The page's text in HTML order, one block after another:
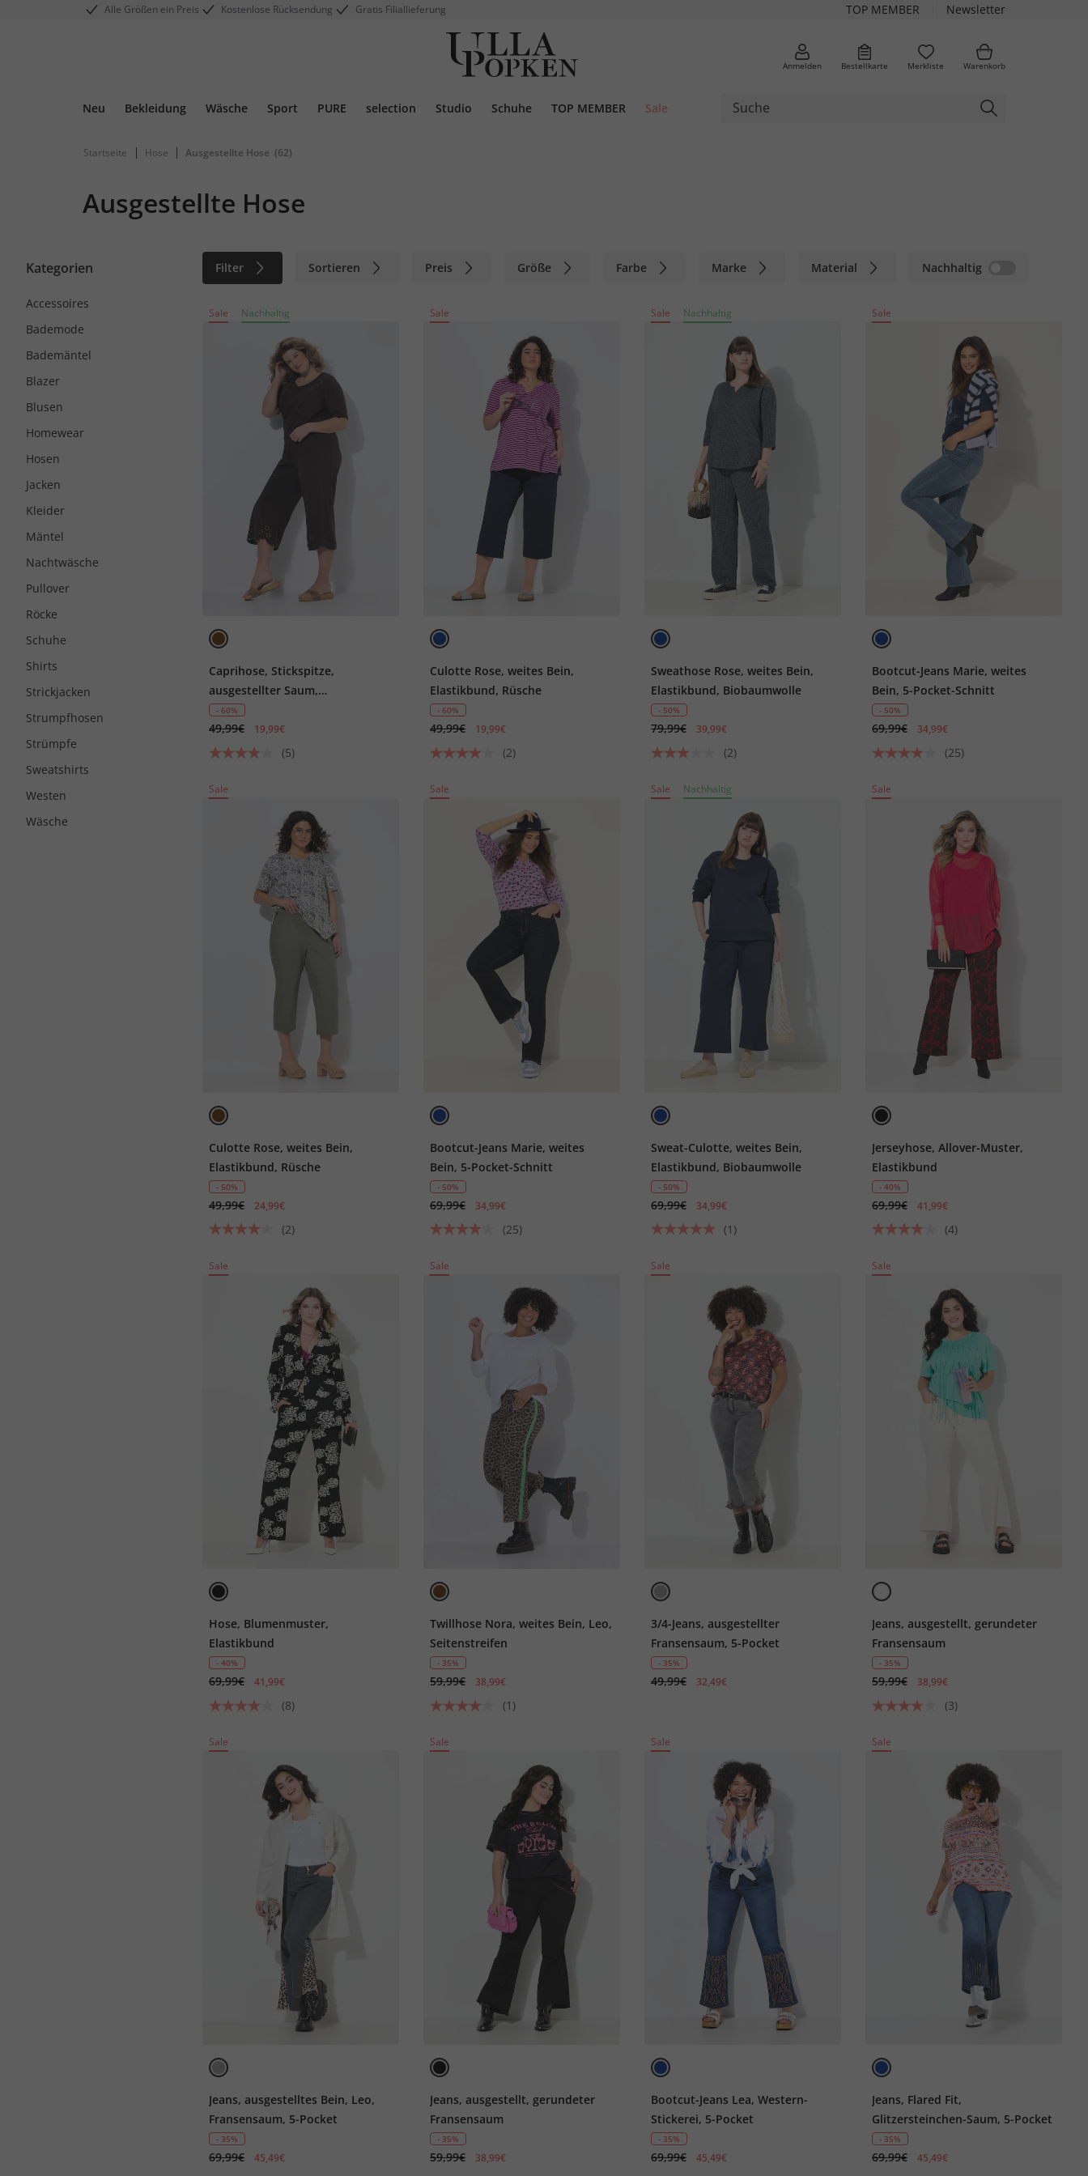
Alle Größen ein Preis Kostenlose Rücksendung Gratis Filiallieferung TOP MEMBER Newsletter
Anmelden Bestellkarte Merkliste Warenkorb
Neu Bekleidung Wäsche Sport PURE selection Studio Schuhe TOP MEMBER Sale
Startseite | Hose | Ausgestellte Hose (62)
Ausgestellte Hose
Kategorien Filter Sortieren Preis Größe Farbe Marke Material Nachhaltig
Accessoires
Bademode
Bademäntel
Blazer
Blusen
Homewear
Hosen
Jacken
Kleider
Mäntel
Nachtwäsche
Pullover
Röcke
Schuhe
Shirts
Strickjacken
Strumpfhosen
Strümpfe
Sweatshirts
Westen
Wäsche
Sale Nachhaltig
Caprihose, Stickspitze,
ausgestellter Saum,
Biobaumwolle
- 60%
49,99€ 19,99€
(5)
Sale
Culotte Rose, weites Bein,
Elastikbund, Rüsche
- 60%
49,99€ 19,99€
(2)
Sale Nachhaltig
Sweathose Rose, weites Bein,
Elastikbund, Biobaumwolle
- 50%
79,99€ 39,99€
(2)
Sale
Bootcut-Jeans Marie, weites
Bein, 5-Pocket-Schnitt
- 50%
69,99€ 34,99€
(25)
Sale
Culotte Rose, weites Bein,
Elastikbund, Rüsche
- 50%
49,99€ 24,99€
(2)
Sale
Bootcut-Jeans Marie, weites
Bein, 5-Pocket-Schnitt
- 50%
69,99€ 34,99€
(25)
Sale Nachhaltig
Sweat-Culotte, weites Bein,
Elastikbund, Biobaumwolle
- 50%
69,99€ 34,99€
(1)
Sale
Jerseyhose, Allover-Muster,
Elastikbund
- 40%
69,99€ 41,99€
(4)
Sale
Hose, Blumenmuster,
Elastikbund
- 40%
69,99€ 41,99€
(8)
Sale
Twillhose Nora, weites Bein, Leo,
Seitenstreifen
- 35%
59,99€ 38,99€
(1)
Sale
3/4-Jeans, ausgestellter
Fransensaum, 5-Pocket
- 35%
49,99€ 32,49€
Sale
Jeans, ausgestellt, gerundeter
Fransensaum
- 35%
59,99€ 38,99€
(3)
Sale
Jeans, ausgestelltes Bein, Leo,
Fransensaum, 5-Pocket
- 35%
69,99€ 45,49€
Sale
Jeans, ausgestellt, gerundeter
Fransensaum
- 35%
59,99€ 38,99€
Sale
Bootcut-Jeans Lea, Western-
Stickerei, 5-Pocket
- 35%
69,99€ 45,49€
Sale
Jeans, Flared Fit,
Glitzersteinchen-Saum, 5-Pocket
- 35%
69,99€ 45,49€